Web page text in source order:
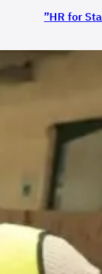
شركة OUTSOURCY تطلق فعالية “HR for Startups”